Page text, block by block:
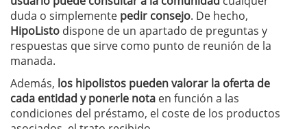
duda o simplemente pedir consejo. De hecho,
HipoListo dispone de un apartado de preguntas y
respuestas que sirve como punto de reunión de la
manada.
Además, los hipolistos pueden valorar la oferta de
cada entidad y ponerle nota en función a las
condiciones del préstamo, el coste de los productos